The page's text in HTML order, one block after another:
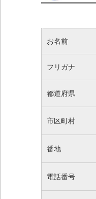
お名前
フリガナ
都道府県
市区町村
番地
電話番号